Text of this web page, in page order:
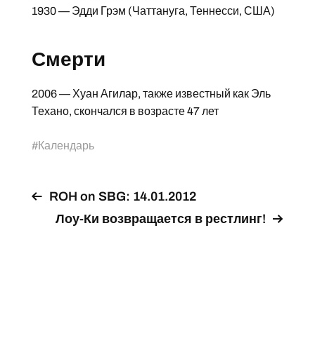
1930 — Эдди Грэм (Чаттануга, Теннесси, США)
Смерти
2006 — Хуан Агилар, также известный как Эль
Техано, скончался в возрасте 47 лет
#Календарь
ROH on SBG: 14.01.2012
Лоу-Ки возвращается в рестлинг!